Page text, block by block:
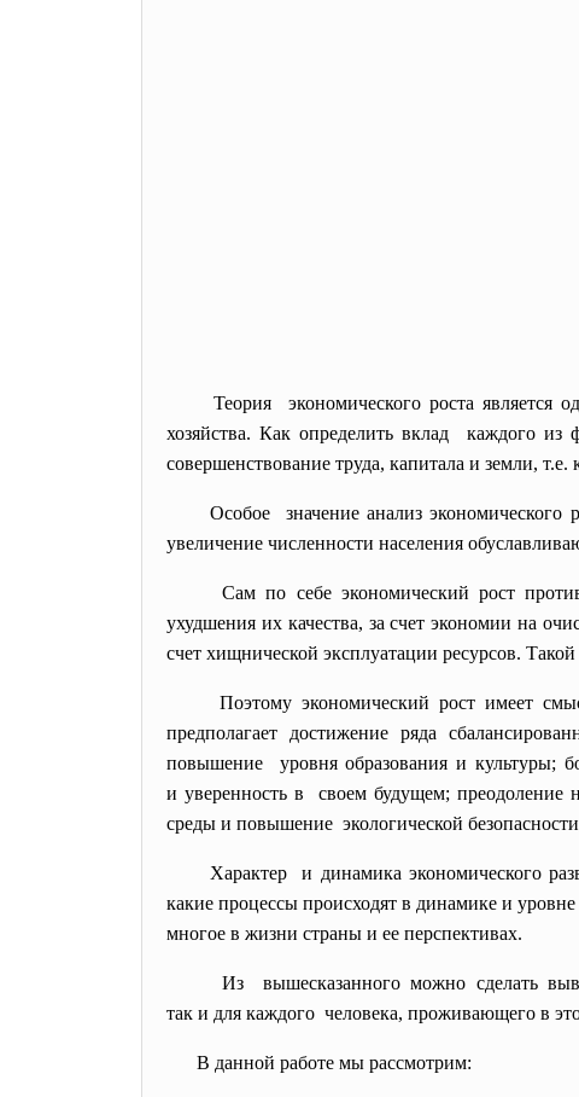
Теория экономического роста
хозяйства. Как определить вклад каждого из
совершенствование труда, капитала и земли,
Особое значение анализ экономического
увеличение численности населения
Сам по себе экономический рост
ухудшения их качества, за счет экономии на
счет хищнической эксплуатации ресурсов.
Поэтому экономический рост имеет
предполагает достижение ряда
повышение уровня образования и культуры;
и уверенность в своем будущем; преодоление
среды и повышение экологической
Характер и динамика экономического
какие процессы происходят в динамике и
многое в жизни страны и ее перспективах.
Из вышесказанного можно сделать
так и для каждого человека, проживающего в
В данной работе мы рассмотрим: